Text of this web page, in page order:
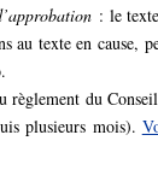
: le
au texte en cause,
règlement du
plusieurs mois).